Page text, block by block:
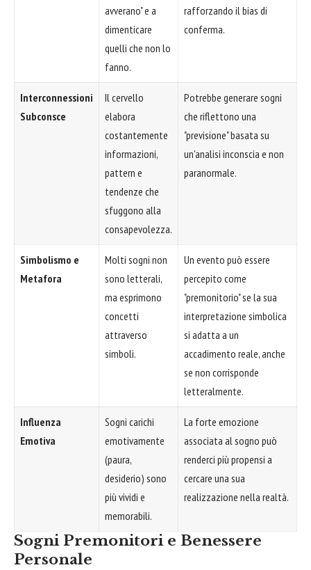
avverano" e a
dimenticare
quelli che non lo
fanno.
rafforzando il bias di
conferma.
Interconnessioni
Subconsce
Il cervello
elabora
costantemente
informazioni,
pattern e
tendenze che
sfuggono alla
consapevolezza.
Potrebbe generare sogni
che riflettono una
"previsione" basata su
un'analisi inconscia e non
paranormale.
Simbolismo e
Metafora
Molti sogni non
sono letterali,
ma esprimono
concetti
attraverso
simboli.
Un evento può essere
percepito come
"premonitorio" se la sua
interpretazione simbolica
si adatta a un
accadimento reale, anche
se non corrisponde
letteralmente.
Influenza
Emotiva
Sogni carichi
emotivamente
(paura,
desiderio) sono
più vividi e
memorabili.
La forte emozione
associata al sogno può
renderci più propensi a
cercare una sua
realizzazione nella realtà.
Sogni Premonitori e Benessere
Personale